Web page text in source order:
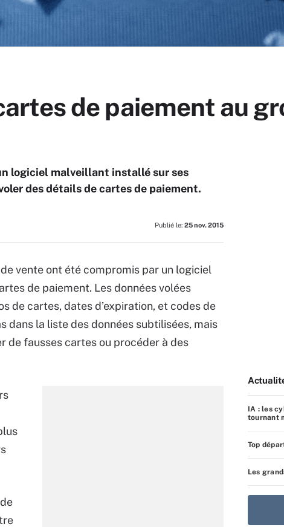
de paiement au
logiciel malveillant installé sur ses
des détails de cartes de paiement.
Publié le: 25 nov. 2015
vente ont été compromis par un logiciel
de paiement. Les données volées
de cartes, dates d’expiration, et codes de
dans la liste des données subtilisées, mais
fausses cartes ou procéder à des
IA : les
tournant
Top
Les